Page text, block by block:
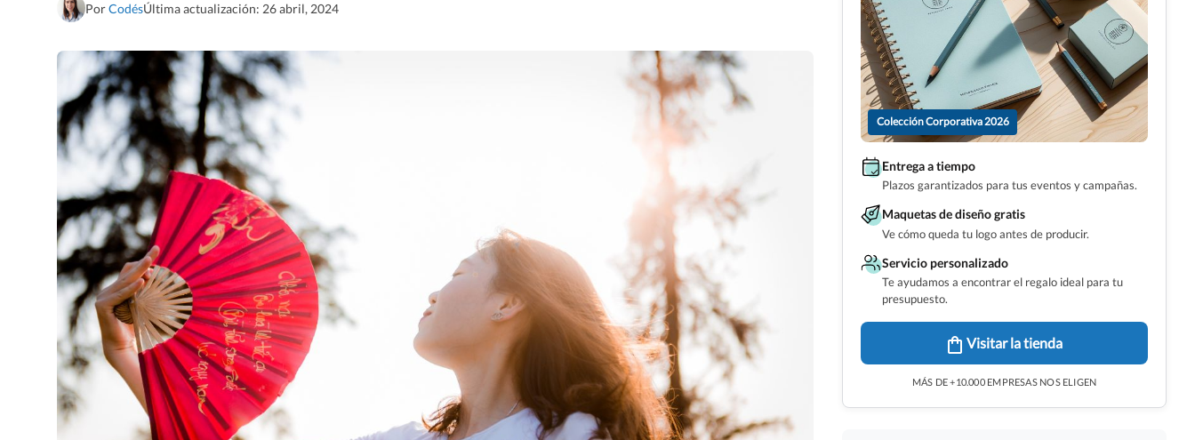
PorCodésÚltima actualización: 26 abril, 2024
Colección Corporativa 2026
Entrega a tiempo
Plazos garantizados para tus eventos y campañas.
Maquetas de diseño gratis
Ve cómo queda tu logo antes de producir.
Servicio personalizado
Te ayudamos a encontrar el regalo ideal para tu
presupuesto.
Visitar la tienda
MÁS DE +10.000 EMPRESAS NOS ELIGEN